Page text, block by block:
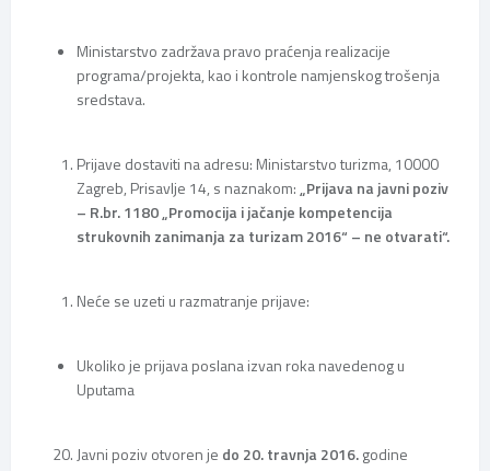
Ministarstvo zadržava pravo praćenja realizacije
programa/projekta, kao i kontrole namjenskog trošenja
sredstava.
Prijave dostaviti na adresu: Ministarstvo turizma, 10000
Zagreb, Prisavlje 14, s naznakom: „Prijava na javni poziv
– R.br. 1180 „Promocija i jačanje kompetencija
strukovnih zanimanja za turizam 2016“ – ne otvarati“.
Neće se uzeti u razmatranje prijave:
Ukoliko je prijava poslana izvan roka navedenog u
Uputama
Javni poziv otvoren je do 20. travnja 2016.godine